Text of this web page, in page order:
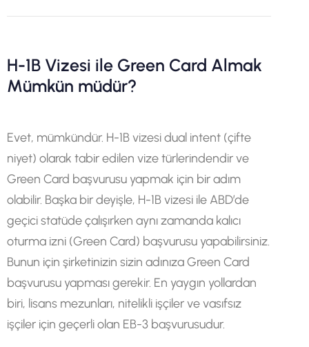
H-1B Vizesi ile Green Card Almak
Mümkün müdür?
Evet, mümkündür. H-1B vizesi dual intent (çifte
niyet) olarak tabir edilen vize türlerindendir ve
Green Card başvurusu yapmak için bir adım
olabilir. Başka bir deyişle, H-1B vizesi ile ABD’de
geçici statüde çalışırken aynı zamanda kalıcı
oturma izni (Green Card) başvurusu yapabilirsiniz.
Bunun için şirketinizin sizin adınıza Green Card
başvurusu yapması gerekir. En yaygın yollardan
biri, lisans mezunları, nitelikli işçiler ve vasıfsız
işçiler için geçerli olan EB-3 başvurusudur.